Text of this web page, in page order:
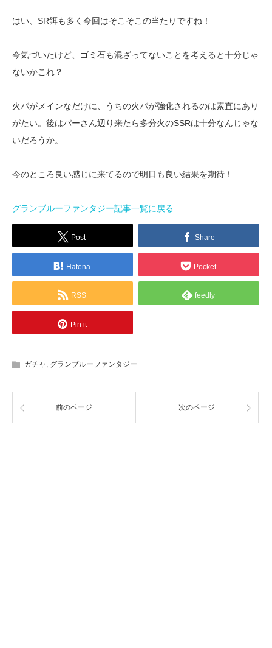
はい、SR餌も多く今回はそこそこの当たりですね！
今気づいたけど、ゴミ石も混ざってないことを考えると十分じゃ
ないかこれ？
火パがメインなだけに、うちの火パが強化されるのは素直にあり
がたい。後はパーさん辺り来たら多分火のSSRは十分なんじゃな
いだろうか。
今のところ良い感じに来てるので明日も良い結果を期待！
グランブルーファンタジー記事一覧に戻る
Post Share
Hatena Pocket
RSS feedly
Pin it
ガチャ , グランブルーファンタジー
前のページ 次のページ